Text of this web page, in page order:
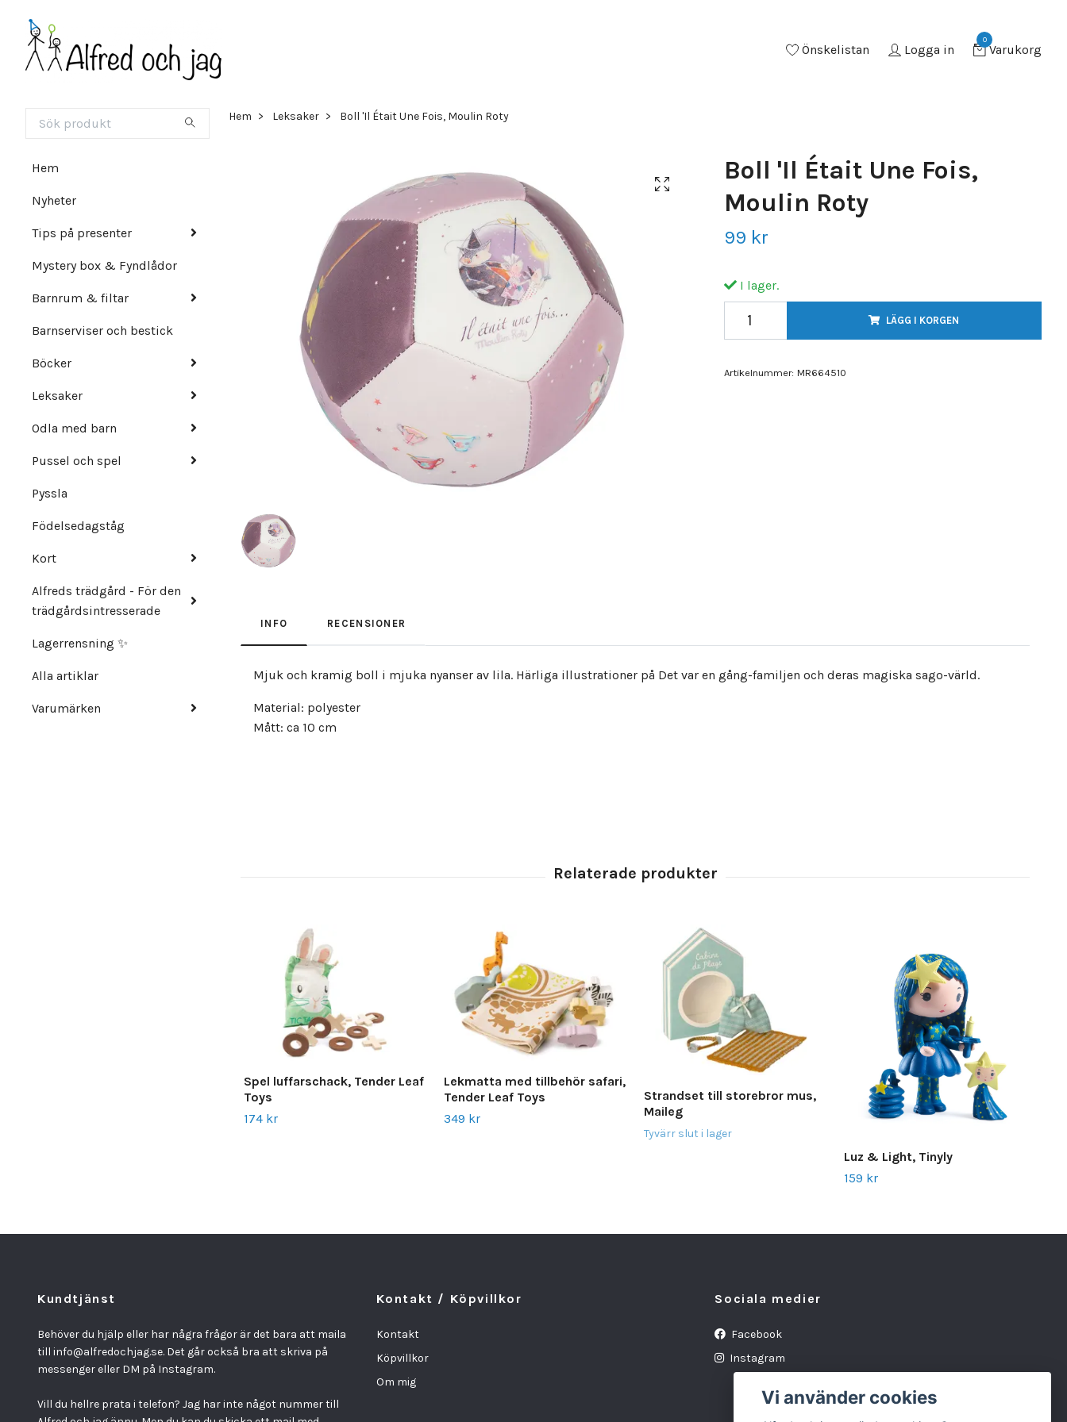
Önskelistan Logga in
0
Varukorg
Hem
Nyheter
Tips på presenter
Mystery box & Fyndlådor
Barnrum & filtar
Barnserviser och bestick
Böcker
Leksaker
Odla med barn
Pussel och spel
Pyssla
Födelsedagståg
Kort
Alfreds trädgård - För den
trädgårdsintresserade
Lagerrensning ✨
Alla artiklar
Varumärken
Hem Leksaker Boll 'Il Était Une Fois, Moulin Roty
Boll 'Il Était Une Fois,
Moulin Roty
99 kr
I lager.
LÄGG I KORGEN
Artikelnummer: MR664510
INFO RECENSIONER
Mjuk och kramig boll i mjuka nyanser av lila. Härliga illustrationer på Det var en gång-familjen och deras magiska sago-värld.
Material: polyester
Mått: ca 10 cm
Spel luffarschack, Tender Leaf
Toys
174 kr
Lekmatta med tillbehör safari,
Tender Leaf Toys
349 kr
Strandset till storebror mus,
Maileg
Tyvärr slut i lager
Luz & Light, Tinyly
159 kr
Kundtjänst
Behöver du hjälp eller har några frågor är det bara att maila
till info@alfredochjag.se. Det går också bra att skriva på
messenger eller DM på Instagram.
Vill du hellre prata i telefon? Jag har inte något nummer till
Kontakt / Köpvillkor
Kontakt
Köpvillkor
Om mig
Sociala medier
Facebook
Instagram
Vi använder cookies